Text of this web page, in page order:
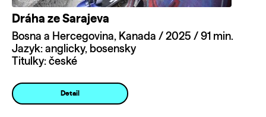
Dráha ze Sarajeva
Bosna a Hercegovina, Kanada / 2025 / 91 min.
Jazyk: anglicky, bosensky
Titulky: české
Detail